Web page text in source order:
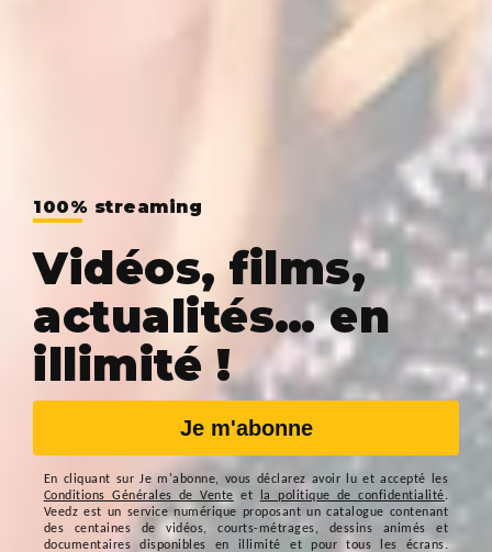
100% streaming
Vidéos, films,
actualités… en
illimité !
Je m'abonne
En cliquant surJe m'abonne, vous déclarez avoir lu et accepté les
Conditions Générales de Vente et la politique de confidentialité.
Veedz est un service numérique proposant un catalogue contenant
des centaines de vidéos, courts-métrages, dessins animés et
documentaires disponibles en illimité et pour tous les écrans.